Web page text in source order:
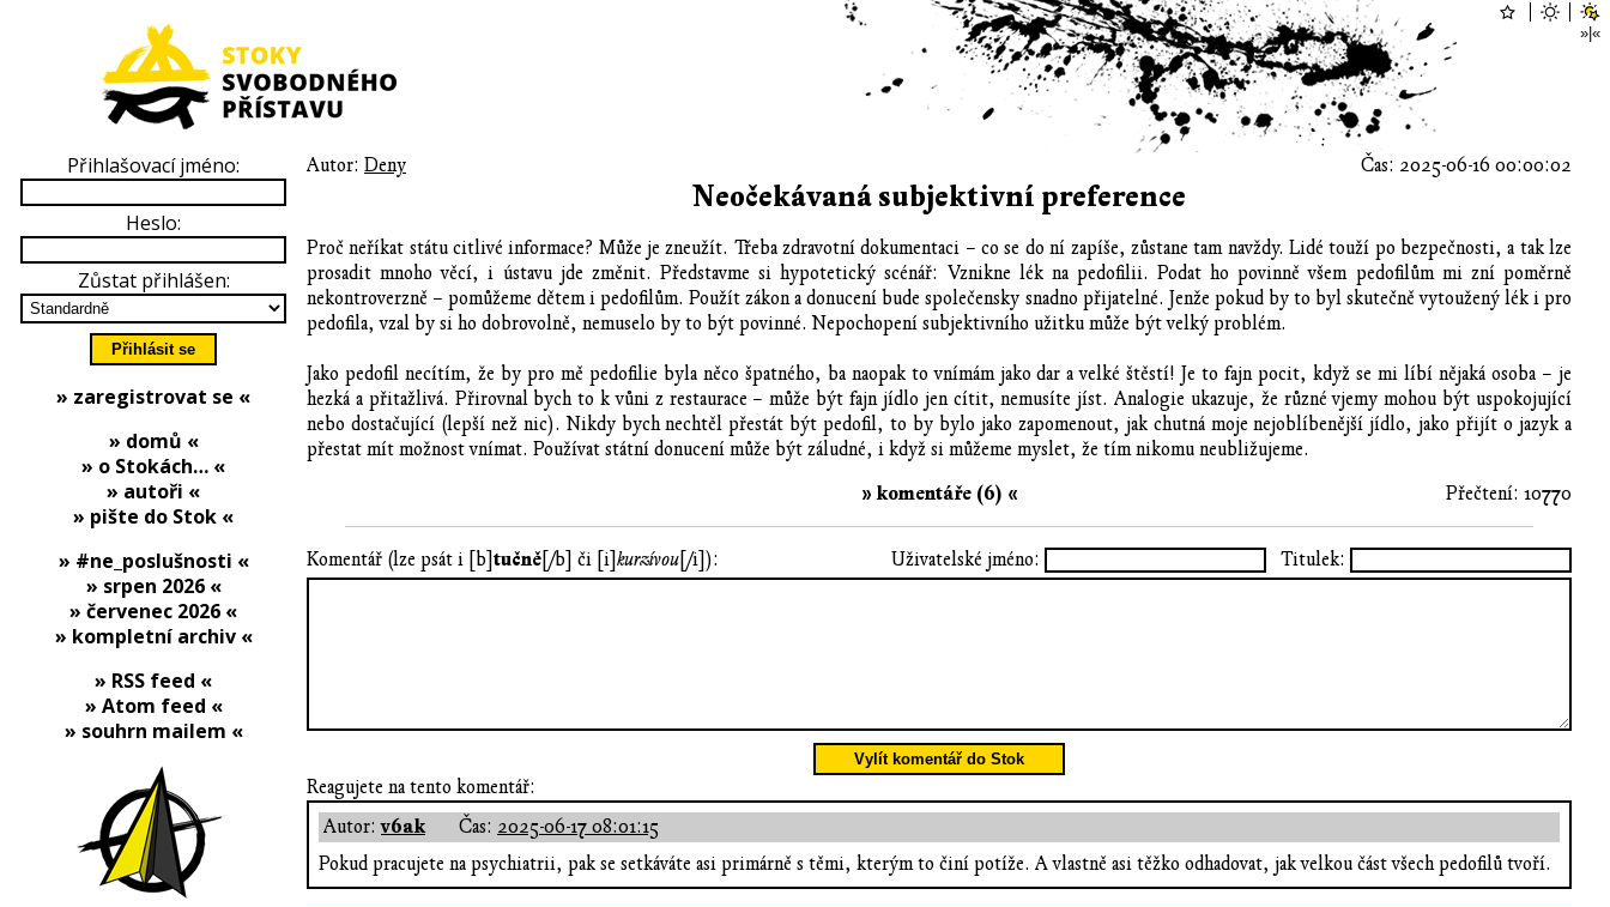
Autor: Deny Čas: 2025-06-16 00:00:02
Neočekávaná subjektivní preference
Proč neříkat státu citlivé informace? Může je zneužít. Třeba zdravotní dokumentaci – co se do ní zapíše, zůstane tam navždy. Lidé touží po bezpečnosti, a tak lze
prosadit mnoho věcí, i ústavu jde změnit. Představme si hypotetický scénář: Vznikne lék na pedofilii. Podat ho povinně všem pedofilům mi zní poměrně
nekontroverzně – pomůžeme dětem i pedofilům. Použít zákon a donucení bude společensky snadno přijatelné. Jenže pokud by to byl skutečně vytoužený lék i pro
pedofila, vzal by si ho dobrovolně, nemuselo by to být povinné. Nepochopení subjektivního užitku může být velký problém.
Jako pedofil necítím, že by pro mě pedofilie byla něco špatného, ba naopak to vnímám jako dar a velké štěstí! Je to fajn pocit, když se mi líbí nějaká osoba – je
hezká a přitažlivá. Přirovnal bych to k vůni z restaurace – může být fajn jídlo jen cítit, nemusíte jíst. Analogie ukazuje, že různé vjemy mohou být uspokojující
nebo dostačující (lepší než nic). Nikdy bych nechtěl přestát být pedofil, to by bylo jako zapomenout, jak chutná moje nejoblíbenější jídlo, jako přijít o jazyk a
přestat mít možnost vnímat. Používat státní donucení může být záludné, i když si můžeme myslet, že tím nikomu neubližujeme.
Přečtení: 10770
» komentáře (6) «
Uživatelské jméno: Titulek:
Komentář (lze psát i [b] tučně [/b] či [i] kurzívou [/i]):
Vylít komentář do Stok
Reagujete na tento komentář:
Autor:v6ak Čas: 2025-06-17 08:01:15
Pokud pracujete na psychiatrii, pak se setkáváte asi primárně s těmi, kterým to činí potíže. A vlastně asi těžko odhadovat, jak velkou část všech pedofilů tvoří.
Přihlašovací jméno:
Heslo:
Zůstat přihlášen:
» zaregistrovat se «
» domů «
» o Stokách… «
» autoři «
» pište do Stok «
» #ne_poslušnosti «
» srpen 2026 «
» červenec 2026 «
» kompletní archiv «
» RSS feed «
» Atom feed «
» souhrn mailem «